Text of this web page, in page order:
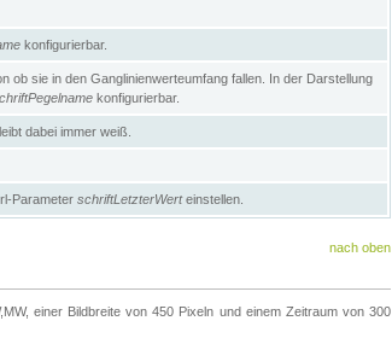
konfigurierbar.
ob sie in den Ganglinienwerteumfang fallen. In der Darstellung
konfigurierbar.
dabei immer weiß.
Parameter schriftLetzterWerteinstellen.
nach oben
einer Bildbreite von 450 Pixeln und einem Zeitraum von 300